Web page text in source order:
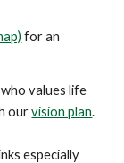
for an
values life
ourvision plan.
especially